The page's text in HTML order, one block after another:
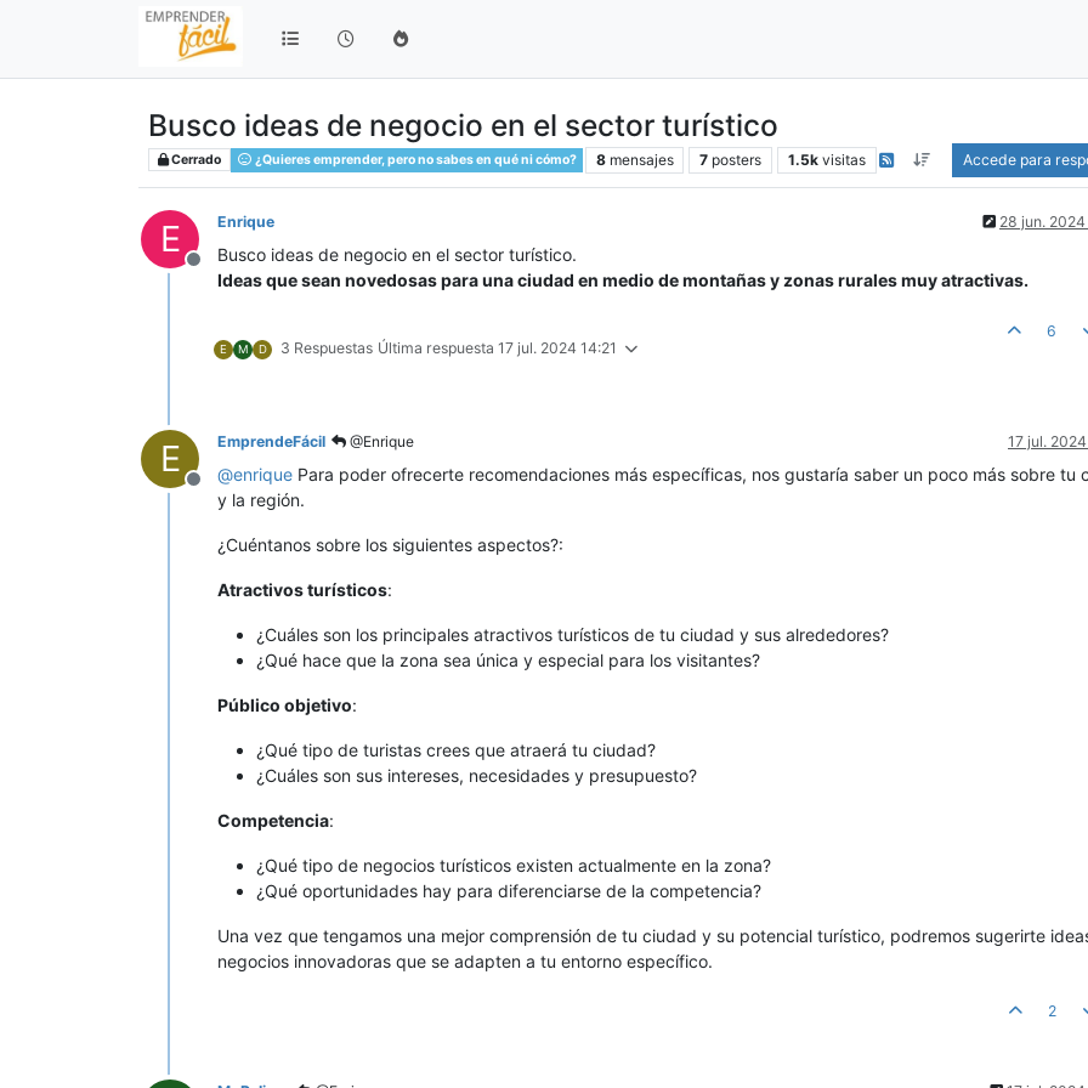
Busco ideas de negocio en el sector turístico
Cerrado ¿Quieres emprender, pero no sabes en qué ni cómo? 8 mensajes 7 posters 1.5k visitas Accede para
E
Desconectado
Enrique 28 jun. 2024
Busco ideas de negocio en el sector turístico.
Ideas que sean novedosas para una ciudad en medio de montañas y zonas rurales muy atractivas.
E M D 3 Respuestas Última respuesta 17 jul. 2024 14:21
6
E
Desconectado
EmprendeFácil @Enrique 17 jul.
@enrique Para poder ofrecerte recomendaciones más específicas, nos gustaría saber un poco más sobre tu
y la región.
¿Cuéntanos sobre los siguientes aspectos?:
Atractivos turísticos:
¿Cuáles son los principales atractivos turísticos de tu ciudad y sus alrededores?
¿Qué hace que la zona sea única y especial para los visitantes?
Público objetivo:
¿Qué tipo de turistas crees que atraerá tu ciudad?
¿Cuáles son sus intereses, necesidades y presupuesto?
Competencia:
¿Qué tipo de negocios turísticos existen actualmente en la zona?
¿Qué oportunidades hay para diferenciarse de la competencia?
Una vez que tengamos una mejor comprensión de tu ciudad y su potencial turístico, podremos sugerirte
negocios innovadoras que se adapten a tu entorno específico.
2